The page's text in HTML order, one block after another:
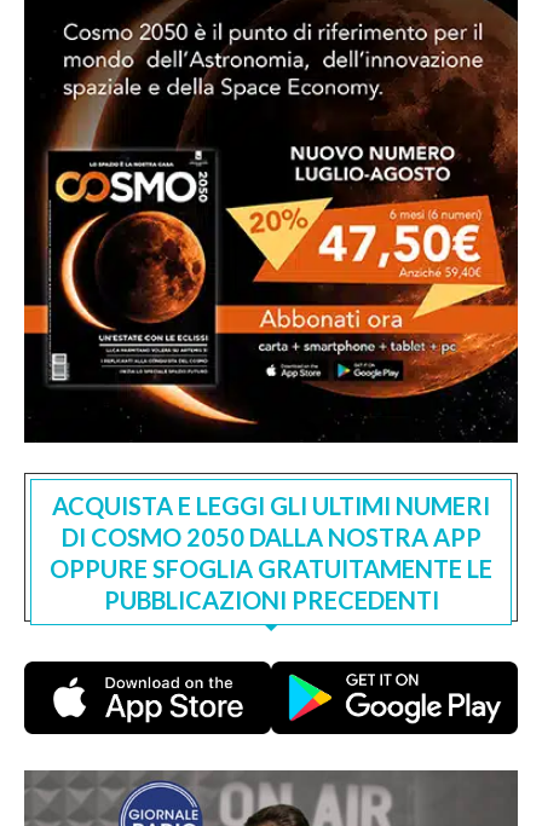
ACQUISTA E LEGGI GLI ULTIMI NUMERI
DI COSMO 2050 DALLA NOSTRA APP
OPPURE SFOGLIA GRATUITAMENTE LE
PUBBLICAZIONI PRECEDENTI